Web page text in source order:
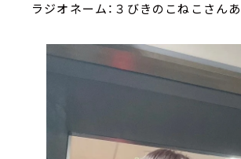
ラジオネーム：３びきのこねこさん